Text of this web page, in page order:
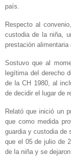
país.
Respecto al
custodia de la niña,
prestación
Sostuvo que al
legítima del derecho
de la CH 1980, al
de decidir el lugar de
Relató que inició un
que como medida
guardia y custodia de
que el 05 de julio de
de la niña y se